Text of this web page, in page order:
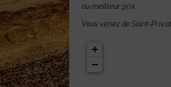
au meilleur prix.
Vous venez de Saint-
+
−